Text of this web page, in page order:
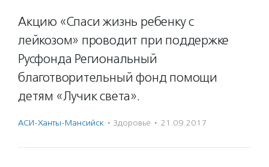
Акцию «Спаси жизнь ребенку с
лейкозом» проводит при поддержке
Русфонда Региональный
благотворительный фонд помощи
детям «Лучик света».
АСИ-Ханты-Мансийск · Здоровье · 21.09.2017